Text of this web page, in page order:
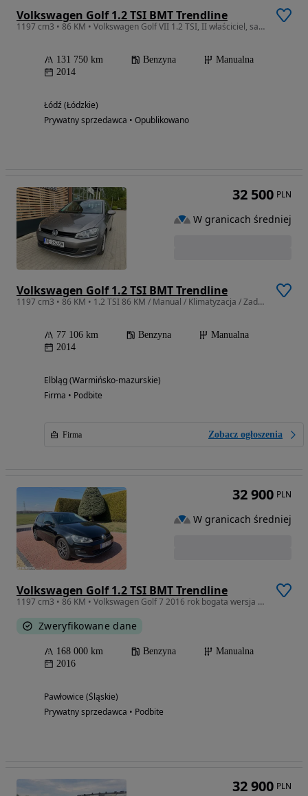
Volkswagen Golf 1.2 TSI BMT Trendline
1197 cm3 • 86 KM • Volkswagen Golf VII 1.2 TSI, II właściciel, salon PL, serwis ASO
131 750 km Benzyna
Manualna
2014
Łódź (Łódzkie)
Prywatny sprzedawca • Opublikowano
Volkswagen Golf 1.2 TSI BMT Trendline
1197 cm3 • 86 KM • 1.2 TSI 86 KM / Manual / Klimatyzacja / Zadbany / Salon Toyota Elbląg
77 106 km Benzyna
Manualna
2014
Elbląg (Warmińsko-mazurskie)
Firma • Podbite
Firma Zobacz ogłoszenia
32 500 PLN
W granicach średniej
Volkswagen Golf 1.2 TSI BMT Trendline
1197 cm3 • 86 KM • Volkswagen Golf 7 2016 rok bogata wersja allstar
Zweryfikowane dane
168 000 km Benzyna
Manualna
2016
Pawłowice (Śląskie)
Prywatny sprzedawca • Podbite
32 900 PLN
W granicach średniej
32 900 PLN